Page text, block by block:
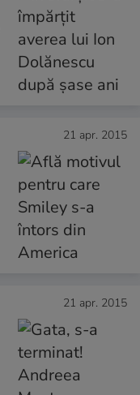
21 apr. 2015
21 apr. 2015